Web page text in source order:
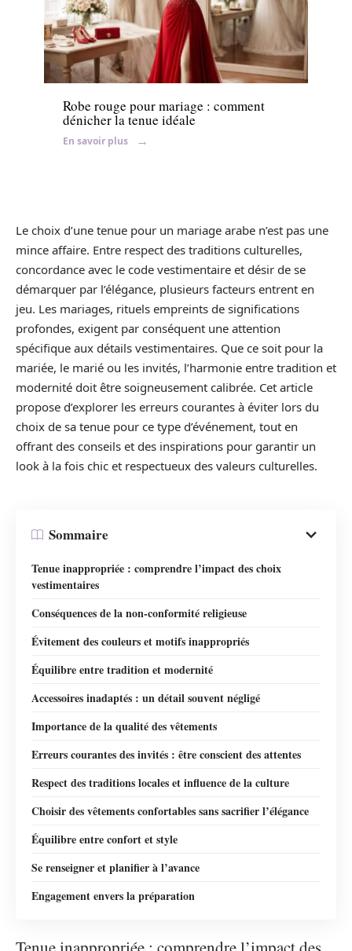
Ambiance
Robe rouge pour mariage : comment
dénicher la tenue idéale
En savoir plus
Le choix d’une tenue pour un mariage arabe n’est pas une
mince affaire. Entre respect des traditions culturelles,
concordance avec le code vestimentaire et désir de se
démarquer par l’élégance, plusieurs facteurs entrent en
jeu. Les mariages, rituels empreints de significations
profondes, exigent par conséquent une attention
spécifique aux détails vestimentaires. Que ce soit pour la
mariée, le marié ou les invités, l’harmonie entre tradition et
modernité doit être soigneusement calibrée. Cet article
propose d’explorer les erreurs courantes à éviter lors du
choix de sa tenue pour ce type d’événement, tout en
offrant des conseils et des inspirations pour garantir un
look à la fois chic et respectueux des valeurs culturelles.
Sommaire
Tenue inappropriée : comprendre l’impact des choix
vestimentaires
Conséquences de la non-conformité religieuse
Évitement des couleurs et motifs inappropriés
Équilibre entre tradition et modernité
Accessoires inadaptés : un détail souvent négligé
Importance de la qualité des vêtements
Erreurs courantes des invités : être conscient des attentes
Respect des traditions locales et influence de la culture
Choisir des vêtements confortables sans sacrifier l’élégance
Équilibre entre confort et style
Se renseigner et planifier à l’avance
Engagement envers la préparation